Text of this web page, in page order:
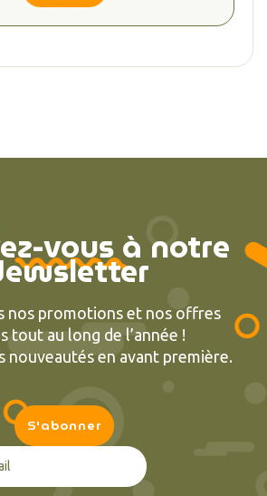
vous à notre
nos promotions et nos offres
tout au long de l’année !
nouveautés en avant première.